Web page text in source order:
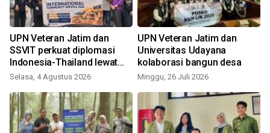
UPN Veteran Jatim dan
SSVIT perkuat diplomasi
Indonesia-Thailand lewat
BIPA Bisnis
Selasa, 4 Agustus 2026
UPN Veteran Jatim dan
Universitas Udayana
kolaborasi bangun desa
Minggu, 26 Juli 2026